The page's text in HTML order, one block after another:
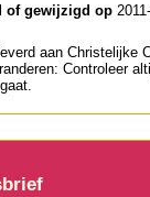
of gewijzigd op
aan Christelijke
Controleer